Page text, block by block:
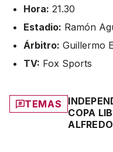
Hora: 21.30
Estadio: Ramón
Árbitro: Guillermo
TV: Fox Sports
TEMAS
COPA